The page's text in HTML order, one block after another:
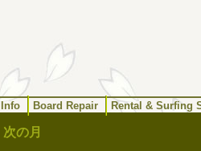
Info Board Repair Rental & Surfing
次の月